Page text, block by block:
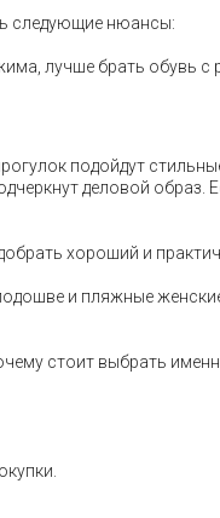
следующие нюансы:
лучше брать обувь с
подойдут
деловой образ.
хороший и
и пляжные
стоит выбрать